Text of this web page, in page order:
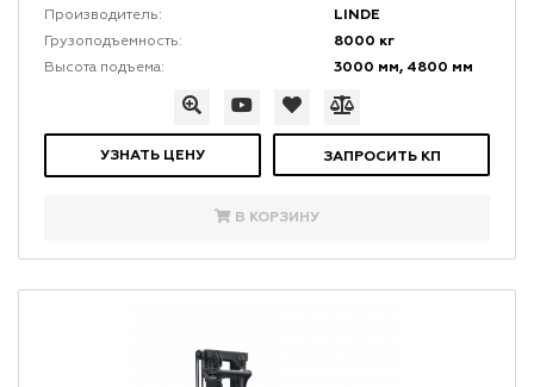
Производитель:
LINDE
Грузоподъемность: 8000 кг
Высота подъема: 3000 мм, 4800 мм
УЗНАТЬ ЦЕНУ ЗАПРОСИТЬ КП
В КОРЗИНУ